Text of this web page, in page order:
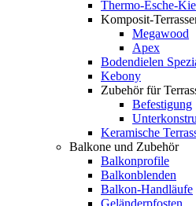
Thermo-Esche-
Komposit-
Megawood
Apex
Bodendielen
Kebony
Zubehör für
Befestigung
Keramische
Balkone und Zubehör
Balkonprofile
Balkonblenden
Balkon-Handläufe